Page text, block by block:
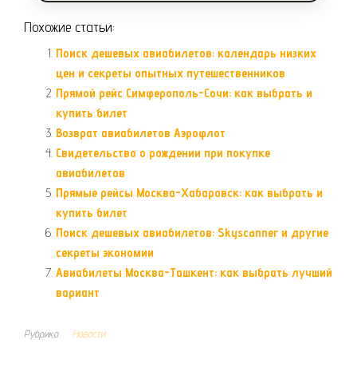
Похожие статьи:
Поиск дешевых авиабилетов: календарь низких
цен и секреты опытных путешественников
Прямой рейс Симферополь-Сочи: как выбрать и
купить билет
Возврат авиабилетов Аэрофлот
Свидетельство о рождении при покупке
авиабилетов
Прямые рейсы Москва-Хабаровск: как выбрать и
купить билет
Поиск дешевых авиабилетов: Skyscanner и другие
секреты экономии
Авиабилеты Москва-Ташкент: как выбрать лучший
вариант
Рубрика Новости